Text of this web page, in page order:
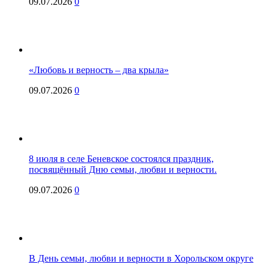
«Любовь и верность – два крыла»
09.07.2026 0
8 июля в селе Беневское состоялся праздник,
посвящённый Дню семьи, любви и верности.
09.07.2026 0
В День семьи, любви и верности в Хорольском округе